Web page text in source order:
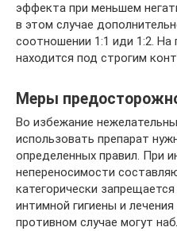
эффекта при меньшем
в этом случае
соотношении 1:1 иди 1:2. На
находится под строгим
Меры
Во избежание
использовать препарат
определенных правил. При
непереносимости
категорически
интимной гигиены и
противном случае могут